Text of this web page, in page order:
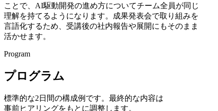
ことで、 AI駆動開発の進め方についてチーム全員が同じ
理解を持てるようになります。 成果発表会で取り組みを
言語化するため、 受講後の社内報告や展開にもそのまま
活かせます。
Program
プログラム
標準的な2日間の構成例です。 最終的な内容は
事前ヒアリングを もとに調整します。